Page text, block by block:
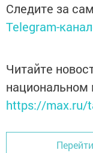
Следите за
Telegram-
Читайте
https://max.ru/